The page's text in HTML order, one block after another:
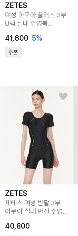
ZETES
여성 아쿠아 플러스 3부
U백 실내 수영복
L4A5255
41,600 5%
쿠폰
ZETES
제테스 여성 반팔 3부
아쿠아 실내 반신 수영복
40,800